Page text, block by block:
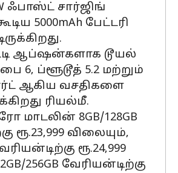
ஃபாஸ்ட் சார்ஜிங்
5000mAh பேட்டரி
ஆப்ஷன்களாக டூயல்
6, ப்ளூடூத் 5.2 மற்றும்
ஆகிய வசதிகளை
ரியல்மீ.
மாடலின் 8GB/128GB
ரூ.23,999 விலையும்,
ரூ.24,999
256GB வேரியன்டிற்கு